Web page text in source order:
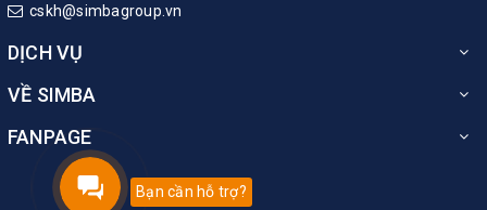
cskh@simbagroup.vn
DỊCH VỤ
VỀ SIMBA
FANPAGE
Bạn cần hỗ trợ?